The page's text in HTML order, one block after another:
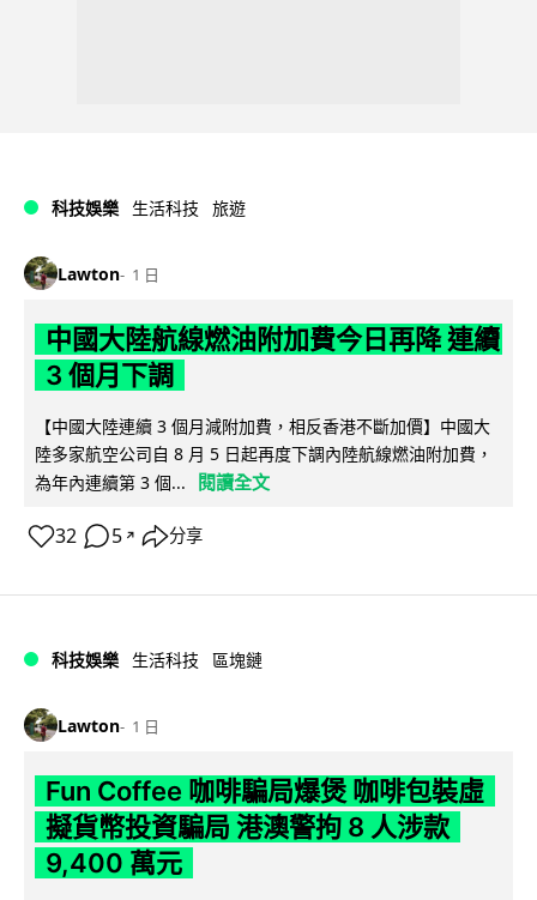
科技娛樂 生活科技 旅遊
Lawton 1 日
中國大陸航線燃油附加費今日再降 連續
3 個月下調
【中國大陸連續 3 個月減附加費，相反香港不斷加價】中國大
陸多家航空公司自 8 月 5 日起再度下調內陸航線燃油附加費，
為年內連續第 3 個...
閱讀全文
32 5 ↗ 分享
科技娛樂 生活科技 區塊鏈
Lawton 1 日
Fun Coffee 咖啡騙局爆煲 咖啡包裝虛
擬貨幣投資騙局 港澳警拘 8 人涉款
9,400 萬元